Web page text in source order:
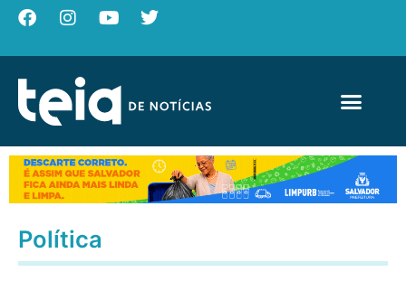
Política